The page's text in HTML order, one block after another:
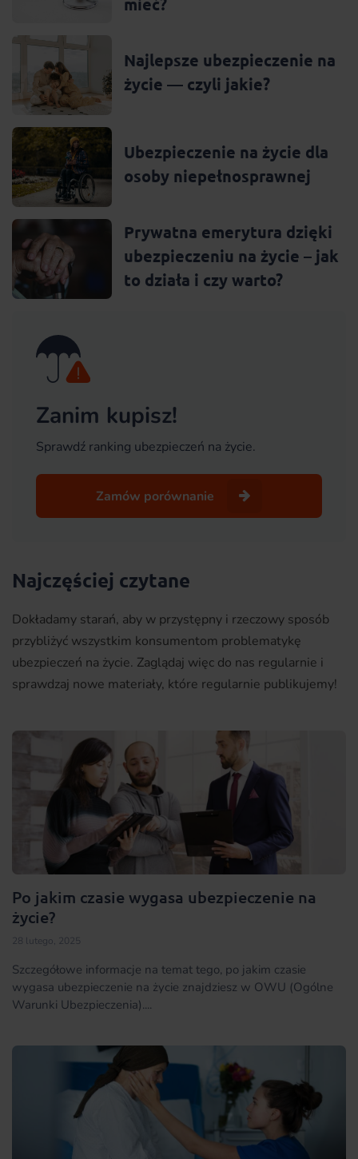
Najlepsze ubezpieczenie na
życie — czyli jakie?
Ubezpieczenie na życie dla
osoby niepełnosprawnej
Prywatna emerytura dzięki
ubezpieczeniu na życie – jak
to działa i czy warto?
Zanim kupisz!
Sprawdź ranking ubezpieczeń na życie.
Zamów porównanie
Najczęściej czytane
Dokładamy starań, aby w przystępny i rzeczowy sposób
przybliżyć wszystkim konsumentom problematykę
ubezpieczeń na życie. Zaglądaj więc do nas regularnie i
sprawdzaj nowe materiały, które regularnie publikujemy!
Po jakim czasie wygasa ubezpieczenie na
życie?
28 lutego, 2025
Szczegółowe informacje na temat tego, po jakim czasie
wygasa ubezpieczenie na życie znajdziesz w OWU (Ogólne
Warunki Ubezpieczenia)....